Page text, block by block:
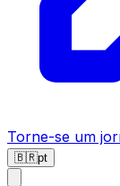
Torne-se um
🇧🇷pt